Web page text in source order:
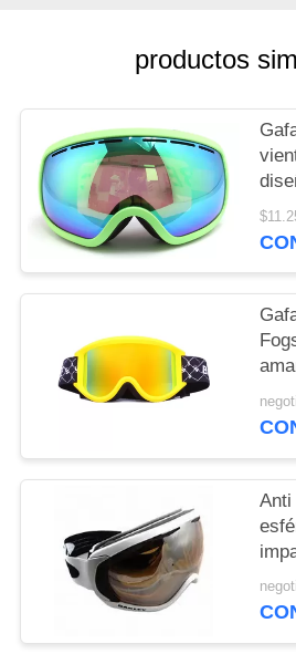
productos
del
los
Anti
de